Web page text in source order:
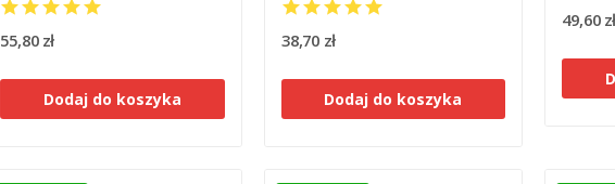
55,80 zł
Dodaj do koszyka
38,70 zł
Dodaj do koszyka
49,60 zł